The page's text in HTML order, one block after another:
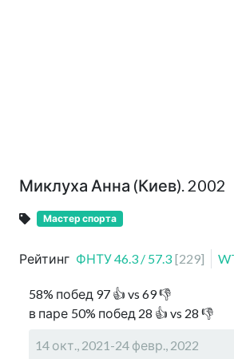
Миклуха Анна (Киев). 2002
Мастер спорта
Рейтинг ФНТУ46.3 / 57.3 [229]
58% побед 97 👍 vs 69👎
в паре 50% побед 28 👍 vs 28 👎
14 окт., 2021-24 февр., 2022